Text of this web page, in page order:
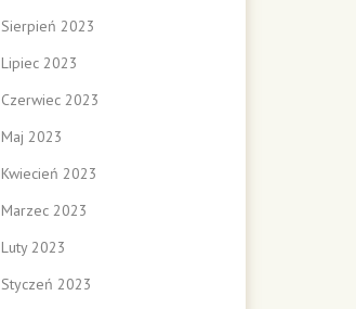
Sierpień 2023
Lipiec 2023
Czerwiec 2023
Maj 2023
Kwiecień 2023
Marzec 2023
Luty 2023
Styczeń 2023